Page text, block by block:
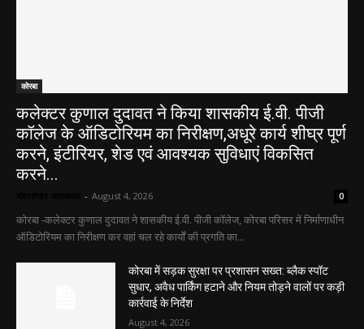
कोरबा
कलेक्टर कुणाल दुदावत ने किया शासकीय ई.वी. पीजी
कॉलेज के ऑडिटोरियम का निरीक्षण,अधूरे कार्य शीघ्र पूर्ण
करने, इंटीरियर, शेड एवं आवश्यक सुविधाएं विकसित
करने...
- August 4, 2026 0
कोरबा -कलेक्टर कुणाल दुदावत ने शासकीय ई.वी. पीजी कॉलेज, कोरबा परिसर में निर्माणाधीन
ऑडिटोरियम का निरीक्षण कर वहां चल रहे कार्यों की प्रगति का...
कोरबा में सड़क सुरक्षा पर प्रशासन सख्त: ब्लैक स्पॉट
सुधार, अवैध पार्किंग हटाने और नियम तोड़ने वालों पर कड़ी
कार्रवाई के निर्देश
August 4, 2026